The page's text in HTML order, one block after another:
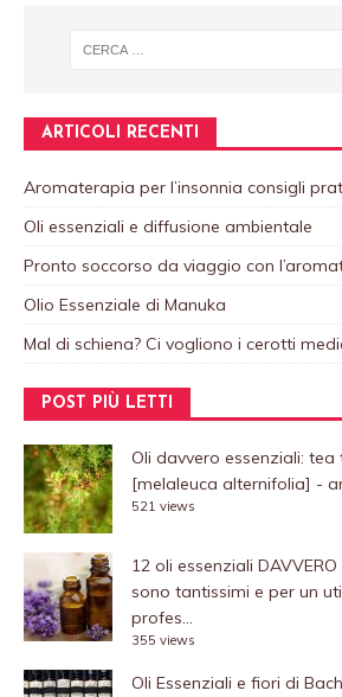
ARTICOLI RECENTI
Aromaterapia per l’insonnia consigli
Oli essenziali e diffusione ambientale
Pronto soccorso da viaggio con
Olio Essenziale di Manuka
Mal di schiena? Ci vogliono i cerotti
POST PIÙ LETTI
Oli davvero essenziali: tea
[melaleuca alternifolia] -
521 views
12 oli essenziali
sono tantissimi e per un
profes...
355 views
Oli Essenziali e fiori di